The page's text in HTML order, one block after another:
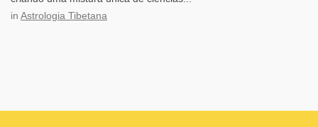
in Astrologia Tibetana